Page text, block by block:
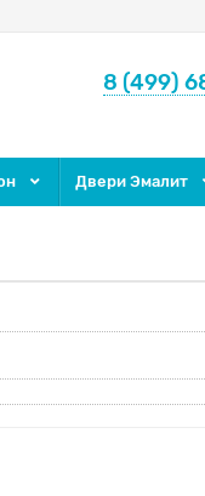
8 (499)
Двери Эмалит